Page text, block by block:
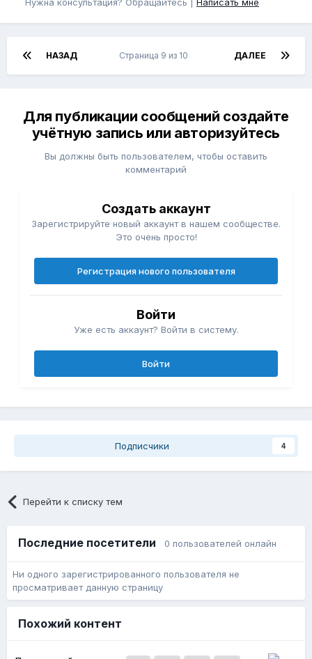
НАЗАД ДАЛЕЕ
Страница 9 из 10
Для публикации сообщений создайте
учётную запись или авторизуйтесь
Вы должны быть пользователем, чтобы оставить
комментарий
Создать аккаунт
Зарегистрируйте новый аккаунт в нашем сообществе.
Это очень просто!
Регистрация нового пользователя
Войти
Уже есть аккаунт? Войти в систему.
Войти
Подписчики 4
Перейти к списку тем
Последние посетители 0 пользователей онлайн
Ни одного зарегистрированного пользователя не
просматривает данную страницу
Похожий контент